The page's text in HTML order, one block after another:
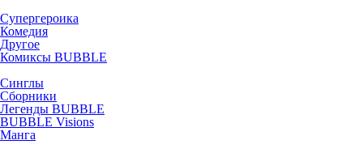
Супергероика
Комедия
Другое
Комиксы BUBBLE
Синглы
Сборники
Легенды BUBBLE
BUBBLE Visions
Манга